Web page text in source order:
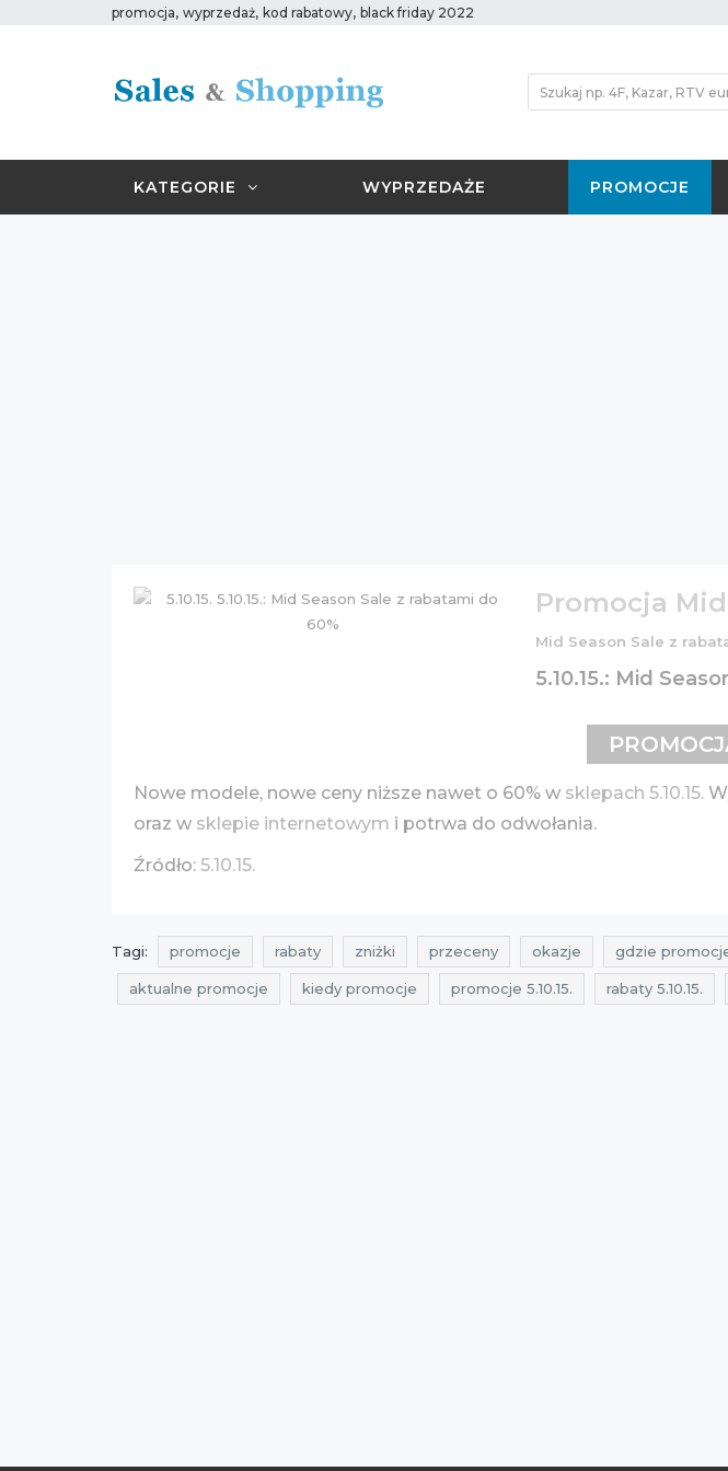
promocja, wyprzedaż, kod rabatowy, black friday 2022
KATEGORIE WYPRZEDAŻE PROMOCJE
Promocja
Mid Season Sale z
5.10.15.: Mid
Nowe modele, nowe ceny niższe nawet o 60% w sklepach 5.10.15.
oraz w sklepie internetowym i potrwa do odwołania.
Źródło: 5.10.15.
Tagi: promocje rabaty zniżki przeceny okazje gdzie
aktualne promocje kiedy promocje promocje 5.10.15. rabaty 5.10.15.